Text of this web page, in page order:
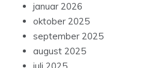
januar 2026
oktober 2025
september 2025
august 2025